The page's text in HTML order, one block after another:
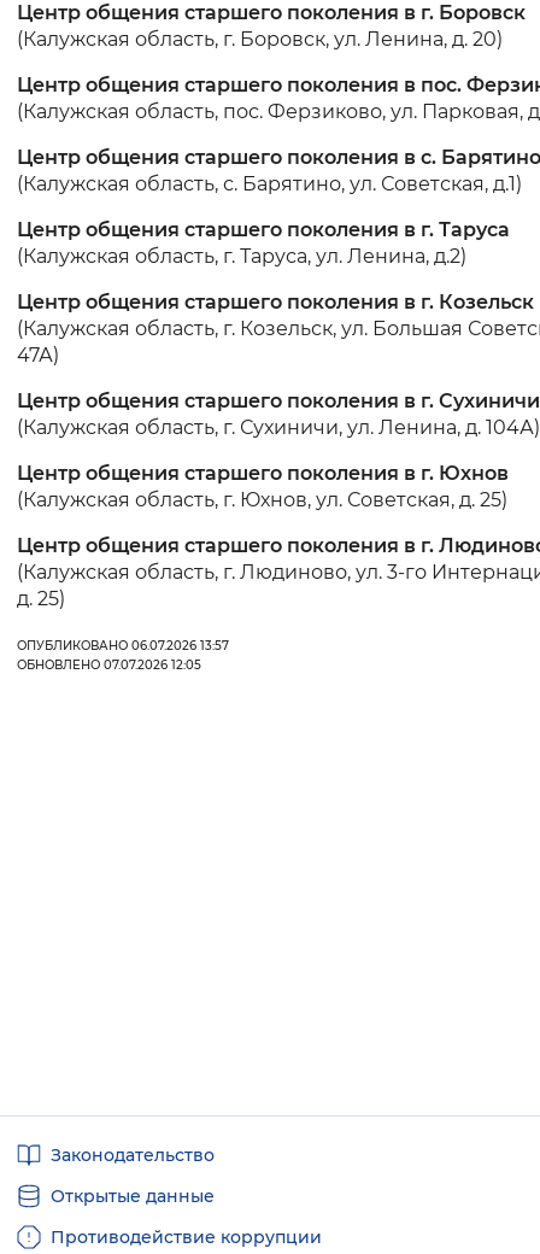
Воспроизвести Остановить
Центр общения старшего поколения в г. Боровск
(Калужская область, г. Боровск, ул. Ленина, д. 20)
Центр общения старшего поколения в пос.
(Калужская область, пос. Ферзиково, ул. Парковая,
Центр общения старшего поколения в с. Барятино
(Калужская область, с. Барятино, ул. Советская, д.1)
Центр общения старшего поколения в г. Таруса
(Калужская область, г. Таруса, ул. Ленина, д.2)
Центр общения старшего поколения в г. Козельск
(Калужская область, г. Козельск, ул. Большая
47А)
Центр общения старшего поколения в г. Сухиничи
(Калужская область, г. Сухиничи, ул. Ленина, д. 104А)
Центр общения старшего поколения в г. Юхнов
(Калужская область, г. Юхнов, ул. Советская, д. 25)
Центр общения старшего поколения в г.
(Калужская область, г. Людиново, ул. 3-го
д. 25)
ОПУБЛИКОВАНО 06.07.2026 13:57
ОБНОВЛЕНО 07.07.2026 12:05
ссылкиЗаконодательство
Открытые данные
Противодействие коррупции